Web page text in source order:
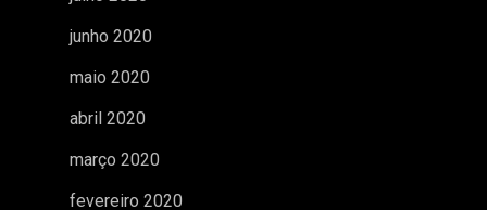
junho 2020
maio 2020
abril 2020
março 2020
fevereiro 2020